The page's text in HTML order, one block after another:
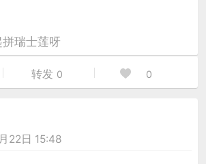
瑞士莲呀
转发 0 0
22日 15:48